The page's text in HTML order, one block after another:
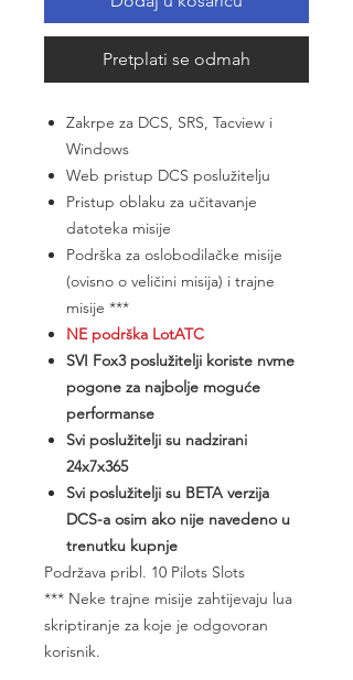
Pretplati se odmah
Zakrpe za DCS, SRS, Tacview i
Windows
Web pristup DCS poslužitelju
Pristup oblaku za učitavanje
datoteka misije
Podrška za oslobodilačke misije
(ovisno o veličini misija) i trajne
misije ***
NE podrška LotATC
SVI Fox3 poslužitelji koriste nvme
pogone za najbolje moguće
performanse
Svi poslužitelji su nadzirani
24x7x365
Svi poslužitelji su BETA verzija
DCS-a osim ako nije navedeno u
trenutku kupnje
​Podržava pribl. 10 Pilots Slots
*** Neke trajne misije zahtijevaju lua
skriptiranje za koje je odgovoran
korisnik.